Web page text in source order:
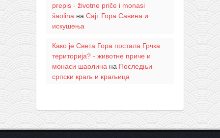
prepis - životne priče i monasi
šaolina на Сајт Гора Савина и
искушења
Како је Света Гора постала Грчка
територија? - животне приче и
монаси шаолина на Последњи
српски краљ и краљица